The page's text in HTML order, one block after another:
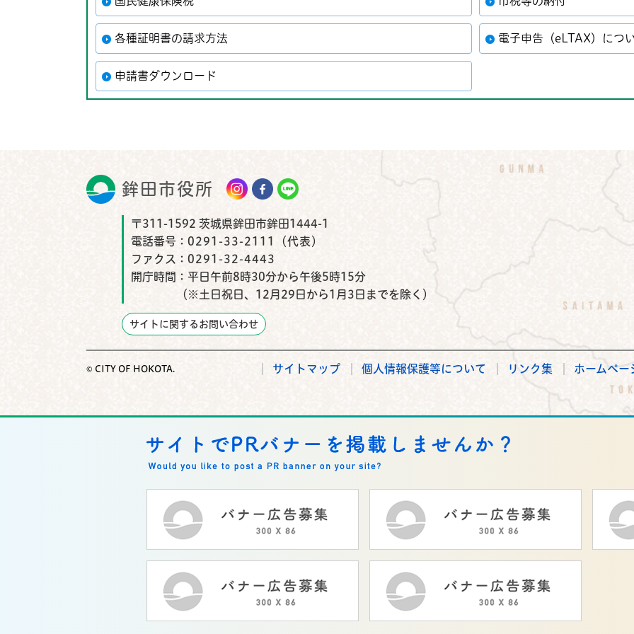
各種証明書の請求方法 電子申告（eLTAX）につ
申請書ダウンロード
鉾田市役所 鉾田市公式Instagram
鉾田市公式Facebook
鉾田市公式LINE
〒311-1592 茨城県鉾田市鉾田1444-1
電話番号： 0291-33-2111（代表）
ファクス： 0291-32-4443
開庁時間： 平日午前8時30分から午後5時15分
（※土日祝日、12月29日から1月3日までを除く）
サイトに関するお問い合わせ
© CITY OF HOKOTA. サイトマップ 個人情報保護等について リンク集 ホームペー